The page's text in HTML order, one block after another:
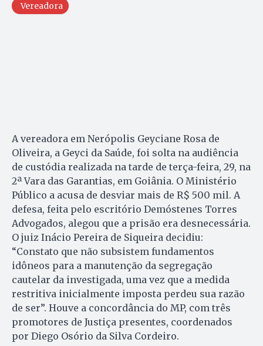
Vereadora
A vereadora em Nerópolis Geyciane Rosa de
Oliveira, a Geyci da Saúde, foi solta na audiência
de custódia realizada na tarde de terça-feira, 29, na
2ª Vara das Garantias, em Goiânia. O Ministério
Público a acusa de desviar mais de R$ 500 mil. A
defesa, feita pelo escritório Demóstenes Torres
Advogados, alegou que a prisão era desnecessária.
O juiz Inácio Pereira de Siqueira decidiu:
“Constato que não subsistem fundamentos
idôneos para a manutenção da segregação
cautelar da investigada, uma vez que a medida
restritiva inicialmente imposta perdeu sua razão
de ser”. Houve a concordância do MP, com três
promotores de Justiça presentes, coordenados
por Diego Osório da Silva Cordeiro.